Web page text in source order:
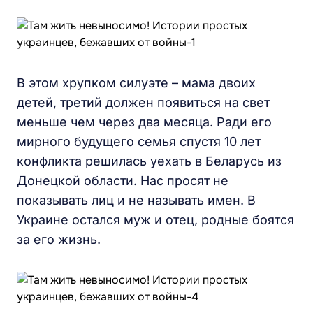
В этом хрупком силуэте – мама двоих
детей, третий должен появиться на свет
меньше чем через два месяца. Ради его
мирного будущего семья спустя 10 лет
конфликта решилась уехать в Беларусь из
Донецкой области. Нас просят не
показывать лиц и не называть имен. В
Украине остался муж и отец, родные боятся
за его жизнь.